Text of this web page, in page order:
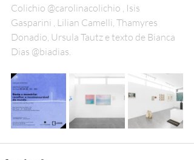
Colichio @carolinacolichio , Isis
Gasparini , Lilian Camelli, Thamyres
Donadio, Ursula Tautz e texto de Bianca
Dias @biadias.